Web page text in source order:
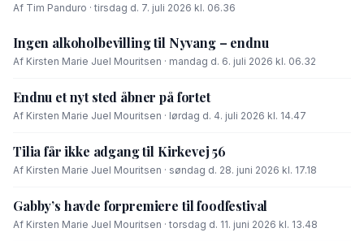
Af Tim Panduro · tirsdag d. 7. juli 2026 kl. 06.36
Ingen alkoholbevilling til Nyvang – endnu
Af Kirsten Marie Juel Mouritsen · mandag d. 6. juli 2026 kl. 06.32
Endnu et nyt sted åbner på fortet
Af Kirsten Marie Juel Mouritsen · lørdag d. 4. juli 2026 kl. 14.47
Tilia får ikke adgang til Kirkevej 56
Af Kirsten Marie Juel Mouritsen · søndag d. 28. juni 2026 kl. 17.18
Gabby’s havde forpremiere til foodfestival
Af Kirsten Marie Juel Mouritsen · torsdag d. 11. juni 2026 kl. 13.48